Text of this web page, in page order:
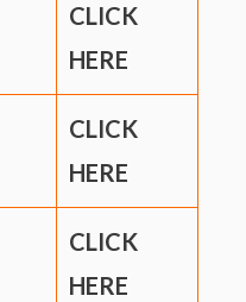
CLICK
HERE
CLICK
HERE
CLICK
HERE